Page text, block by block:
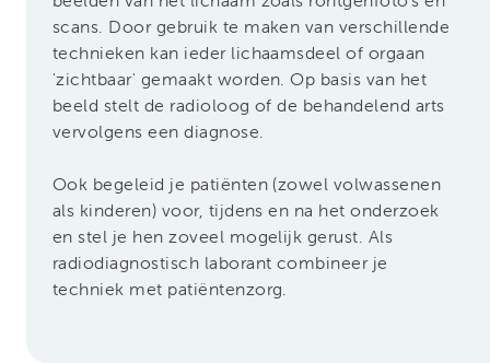
scans. Door gebruik te maken van verschillende
technieken kan ieder lichaamsdeel of orgaan
'zichtbaar' gemaakt worden. Op basis van het
beeld stelt de radioloog of de behandelend arts
vervolgens een diagnose.
Ook begeleid je patiënten (zowel volwassenen
als kinderen) voor, tijdens en na het onderzoek
en stel je hen zoveel mogelijk gerust. Als
radiodiagnostisch laborant combineer je
techniek met patiëntenzorg.